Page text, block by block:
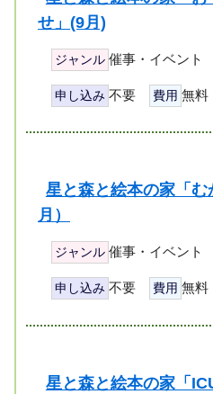
せ」(9月)
ジャンル 催事・イベント
申し込み 不要 費用 無料
星と森と絵本の家「
月）
ジャンル 催事・イベント
申し込み 不要 費用 無料
星と森と絵本の家「